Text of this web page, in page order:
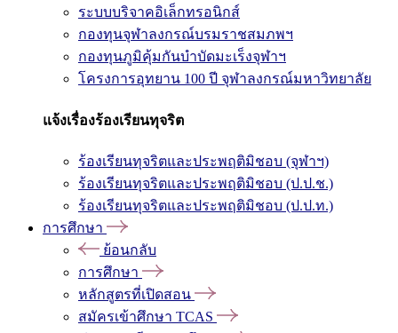
ระบบบริจาคอิเล็กทรอนิกส์
กองทุนจุฬาลงกรณ์บรมราชสมภพฯ
กองทุนภูมิคุ้มกันบำบัดมะเร็งจุฬาฯ
โครงการอุทยาน 100 ปี จุฬาลงกรณ์มหาวิทยาลัย
แจ้งเรื่องร้องเรียนทุจริต
ร้องเรียนทุจริตและประพฤติมิชอบ (จุฬาฯ)
ร้องเรียนทุจริตและประพฤติมิชอบ (ป.ป.ช.)
ร้องเรียนทุจริตและประพฤติมิชอบ (ป.ป.ท.)
การศึกษา
ย้อนกลับ
การศึกษา
หลักสูตรที่เปิดสอน
สมัครเข้าศึกษา TCAS